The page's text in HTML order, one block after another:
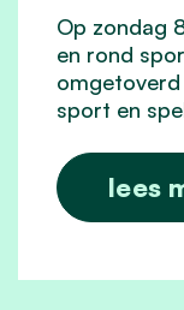
Op zondag
en rond
sport en
lees